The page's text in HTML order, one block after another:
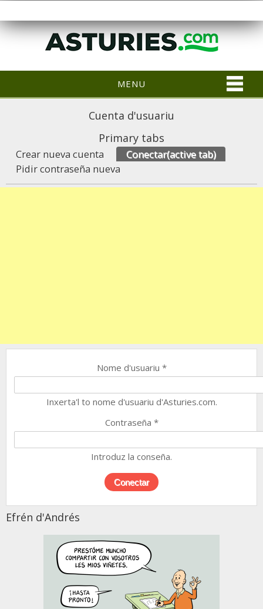
MENU
Cuenta d'usuariu
Primary tabs
Crear nueva cuenta Conectar(active tab)
Pidir contraseña nueva
Nome d'usuariu *
Inxerta'l to nome d'usuariu d'Asturies.com.
Contraseña *
Introduz la conseña.
Efrén d'Andrés